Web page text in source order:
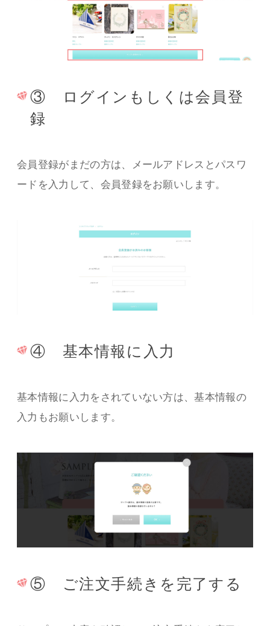
③ ログインもしくは会員登
録
会員登録がまだの方は、メールアドレスとパスワ
ードを入力して、会員登録をお願いします。
④ 基本情報に入力
基本情報に入力をされていない方は、基本情報の
入力もお願いします。
⑤ ご注文手続きを完了する